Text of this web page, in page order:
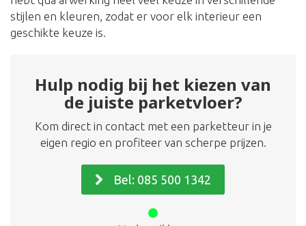
stijlen en kleuren, zodat er voor elk interieur een
geschikte keuze is.
Hulp nodig bij het kiezen van
de juiste parketvloer?
Kom direct in contact met een parketteur in je
eigen regio en profiteer van scherpe prijzen.
Bel: 085 500 1342